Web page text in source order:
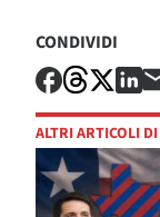
CONDIVIDI
ALTRI ARTICOLI DI